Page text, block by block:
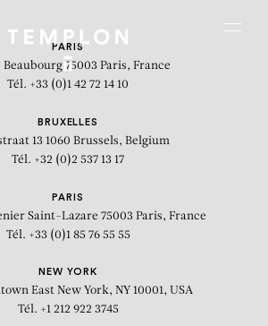
PARIS
Beaubourg 75003 Paris, France
Tél. +33 (0)1 42 72 14 10
BRUXELLES
13 1060 Brussels, Belgium
Tél. +32 (0)2 537 13 17
PARIS
Saint-Lazare 75003 Paris, France
Tél. +33 (0)1 85 76 55 55
NEW YORK
East New York, NY 10001, USA
Tél. +1 212 922 3745